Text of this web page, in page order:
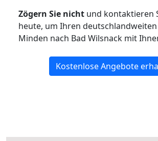
Zögern Sie nicht und kontaktieren
heute, um Ihren
Minden nach Bad Wilsnack mit
Kostenlose Angebote